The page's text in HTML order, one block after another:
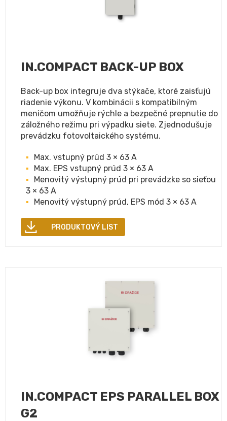
IN.COMPACT BACK-UP BOX
Back-up box integruje dva stýkače, ktoré zaisťujú
riadenie výkonu. V kombinácii s kompatibilným
meničom umožňuje rýchle a bezpečné prepnutie do
záložného režimu pri výpadku siete. Zjednodušuje
prevádzku fotovoltaického systému.
Max. vstupný prúd 3 × 63 A
Max. EPS vstupný prúd 3 × 63 A
Menovitý výstupný prúd pri prevádzke so sieťou
3 × 63 A
Menovitý výstupný prúd, EPS mód 3 × 63 A
PRODUKTOVÝ LIST
IN.COMPACT EPS PARALLEL BOX
G2